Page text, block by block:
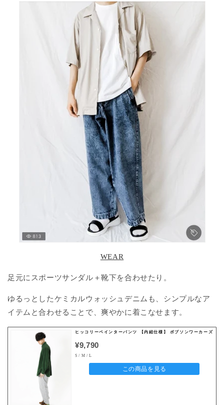
WEAR
足元にスポーツサンダル＋靴下を合わせたり。
ゆるっとしたケミカルウォッシュデニムも、シンプルなア
イテムと合わせることで、爽やかに着こなせます。
ヒッコリーペインターパンツ 【内紐仕様】 ボブソンワーカーズ
¥9,790
S / M / L
この商品を見る